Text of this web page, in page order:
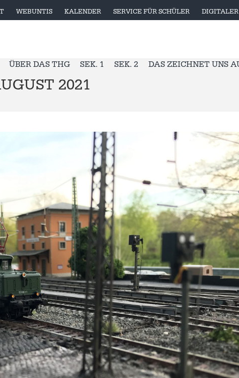
WEBUNTIS KALENDER SERVICE FÜR SCHÜLER
ÜBER DAS THG SEK. 1 SEK. 2 DAS ZEICHNET UNS
2021